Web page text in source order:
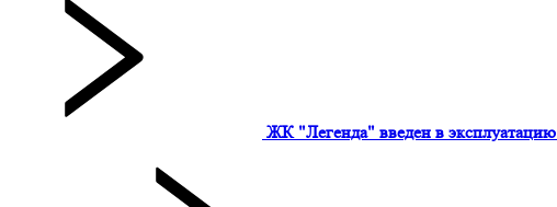
ЖК "Легенда" введен в эксплуатацию